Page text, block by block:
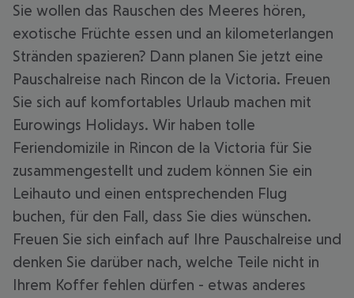
Sie wollen das Rauschen des Meeres hören,
exotische Früchte essen und an kilometerlangen
Stränden spazieren? Dann planen Sie jetzt eine
Pauschalreise nach Rincon de la Victoria. Freuen
Sie sich auf komfortables Urlaub machen mit
Eurowings Holidays. Wir haben tolle
Feriendomizile in Rincon de la Victoria für Sie
zusammengestellt und zudem können Sie ein
Leihauto und einen entsprechenden Flug
buchen, für den Fall, dass Sie dies wünschen.
Freuen Sie sich einfach auf Ihre Pauschalreise und
denken Sie darüber nach, welche Teile nicht in
Ihrem Koffer fehlen dürfen - etwas anderes